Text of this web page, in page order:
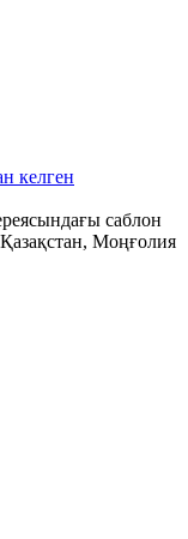
келген
саблон
Моңғолия